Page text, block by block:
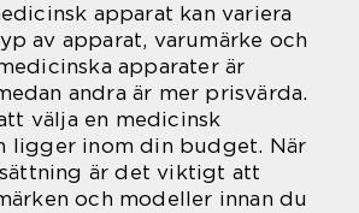
apparat kan variera
av apparat, varumärke och
apparater är
andra är mer prisvärda.
välja en medicinsk
ligger inom din budget. När
är det viktigt att
och modeller innan du